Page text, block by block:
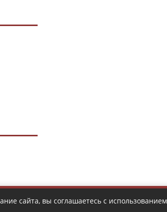
сайта, вы соглашаетесь с использованием